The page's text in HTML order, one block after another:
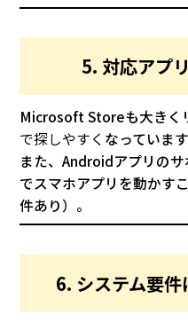
5. 対応アプ
Microsoft Storeも大きく
で探しやすく なっています
また、Androidアプリの
でスマホアプリを動かす
件あり）。
6. システム要